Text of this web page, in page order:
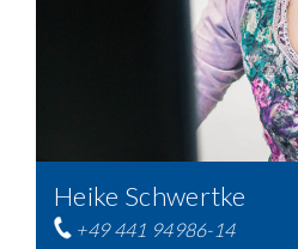
Heike Schwertke
+49 441 94986-14